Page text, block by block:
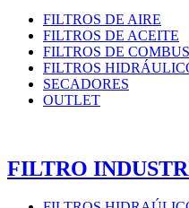
FILTROS DE AIRE
FILTROS DE ACEITE
FILTROS DE
FILTROS
SECADORES
OUTLET
FILTRO